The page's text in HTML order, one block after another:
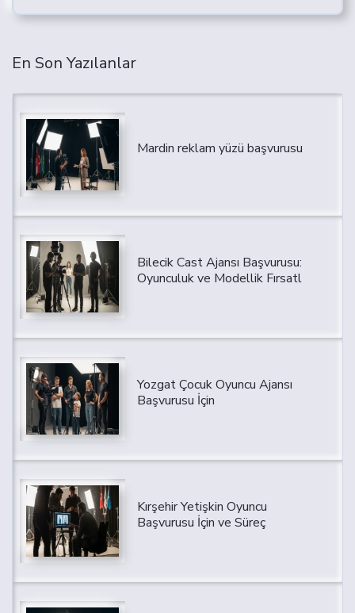
En Son Yazılanlar
Mardin reklam yüzü başvurusu
Bilecik Cast Ajansı Başvurusu:
Oyunculuk ve Modellik Fırsatl
Yozgat Çocuk Oyuncu Ajansı
Başvurusu İçin
Kırşehir Yetişkin Oyuncu
Başvurusu İçin ve Süreç